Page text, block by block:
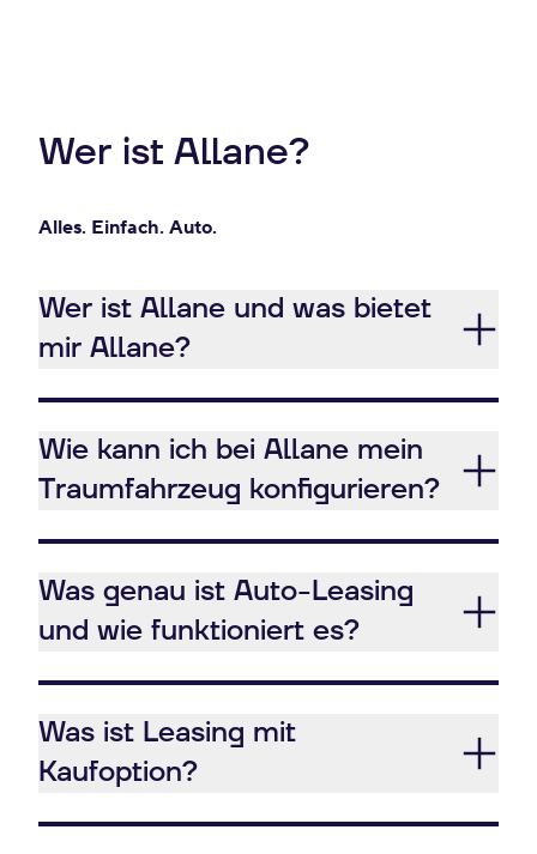
Wer ist Allane?
Alles. Einfach. Auto.
Wer ist Allane und was bietet
mir Allane?
Wie kann ich bei Allane mein
Traumfahrzeug konfigurieren?
Was genau ist Auto-Leasing
und wie funktioniert es?
Was ist Leasing mit
Kaufoption?